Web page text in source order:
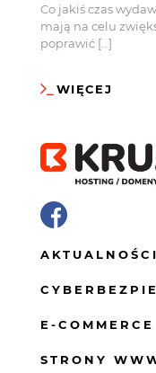
Co jakiś czas
mają na celu
poprawić […]
WIĘCEJ
AKTUALNOŚCI
E-COMMERCE
STRONY